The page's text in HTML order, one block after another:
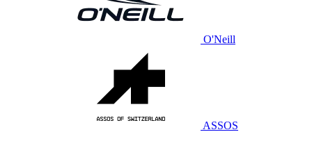
O'Neill
ASSOS